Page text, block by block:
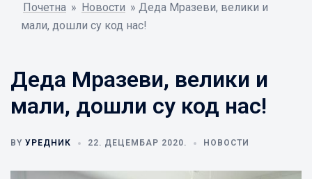
Почетна » Новости » Деда Мразеви, велики и
мали, дошли су код нас!
Деда Мразеви, велики и
мали, дошли су код нас!
BY УРЕДНИК 22. ДЕЦЕМБАР 2020. НОВОСТИ